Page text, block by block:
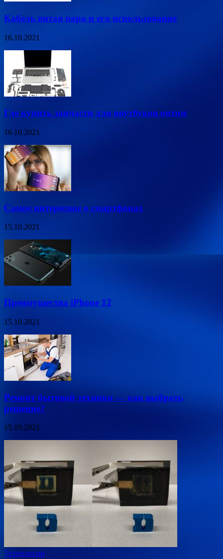
Кабель витая пара и его использование
16.10.2021
Где купить запчасти для ноутбуков оптом
16.10.2021
Самое интересное о смартфонах
15.10.2021
Преимущества iPhone 12
15.10.2021
Ремонт бытовой техники — как выбрать
решение?
15.10.2021
Технологии